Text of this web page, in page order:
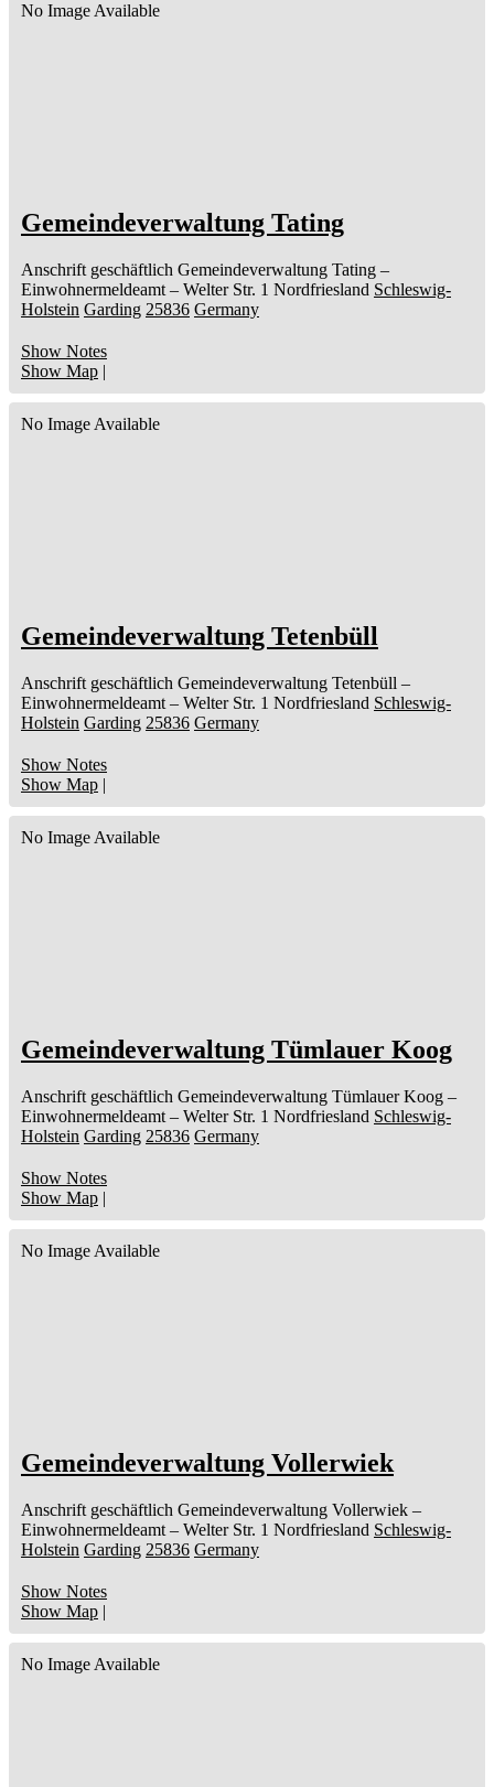
No Image Available
Gemeindeverwaltung Tating
Anschrift geschäftlich Gemeindeverwaltung Tating –
Einwohnermeldeamt – Welter Str. 1 Nordfriesland Schleswig-
Holstein Garding 25836 Germany
Show Notes
Show Map |
No Image Available
Gemeindeverwaltung Tetenbüll
Anschrift geschäftlich Gemeindeverwaltung Tetenbüll –
Einwohnermeldeamt – Welter Str. 1 Nordfriesland Schleswig-
Holstein Garding 25836 Germany
Show Notes
Show Map |
No Image Available
Gemeindeverwaltung Tümlauer Koog
Anschrift geschäftlich Gemeindeverwaltung Tümlauer Koog –
Einwohnermeldeamt – Welter Str. 1 Nordfriesland Schleswig-
Holstein Garding 25836 Germany
Show Notes
Show Map |
No Image Available
Gemeindeverwaltung Vollerwiek
Anschrift geschäftlich Gemeindeverwaltung Vollerwiek –
Einwohnermeldeamt – Welter Str. 1 Nordfriesland Schleswig-
Holstein Garding 25836 Germany
Show Notes
Show Map |
No Image Available